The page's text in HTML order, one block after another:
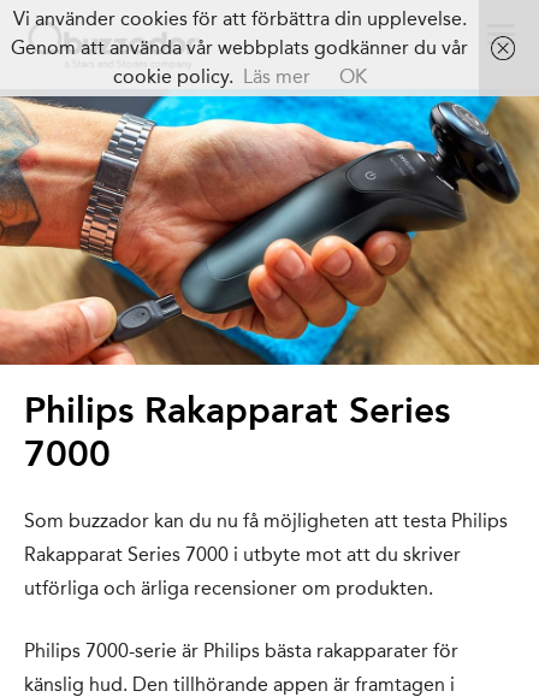
Philips Rakapparat Series
7000
Som buzzador kan du nu få möjligheten att testa Philips
Rakapparat Series 7000 i utbyte mot att du skriver
utförliga och ärliga recensioner om produkten.
Philips 7000-serie är Philips bästa rakapparater för
känslig hud. Den tillhörande appen är framtagen i
Vi använder cookies för att förbättra din upplevelse.
Genom att använda vår webbplats godkänner du vår
cookie policy. Läs mer OK